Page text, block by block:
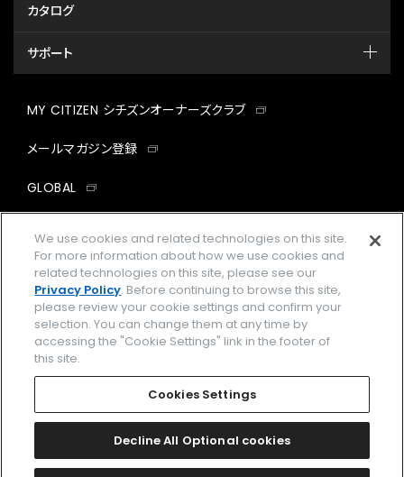
カタログ
サポート
MY CITIZEN シチズンオーナーズクラブ
メールマガジン登録
GLOBAL
facebookinstagramtwitter
企業情報 ご利用規約
プライバシーポリシー Cookies Settings
Amazon PayはAmazon.com, Inc.またはその関連会社の商標です。
We use cookies and related technologies on this site.
For more information about how we use cookies and
related technologies on this site, please see our
Privacy Policy. Before continuing to browse this site,
please review your cookie settings and confirm your
selection. You can change them at any time by
accessing the "Cookie Settings" link in the footer of
this site.
Cookies Settings
Decline All Optional cookies